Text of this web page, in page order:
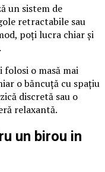
un sistem de
retractabile sau
poți lucra chiar și
o masă mai
o băncuță cu spațiu
discretă sau o
relaxantă.
un birou in